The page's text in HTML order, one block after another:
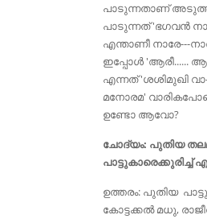
പാടുന്നതാണ്
പാടുന്നത് 'ഭഗവൻ
എന്താണീ നാരേ---
ഇപ്പോള്‍ 'ആരീ......
എന്നത് 'ശശിമുഖി
മനോരമ'
ഉണ്ടോ ആവോ?
ചോദ്യം: പുതിയ
ഉത്തരം: പുതിയ
കോട്ടക്കല്‍ മധു,